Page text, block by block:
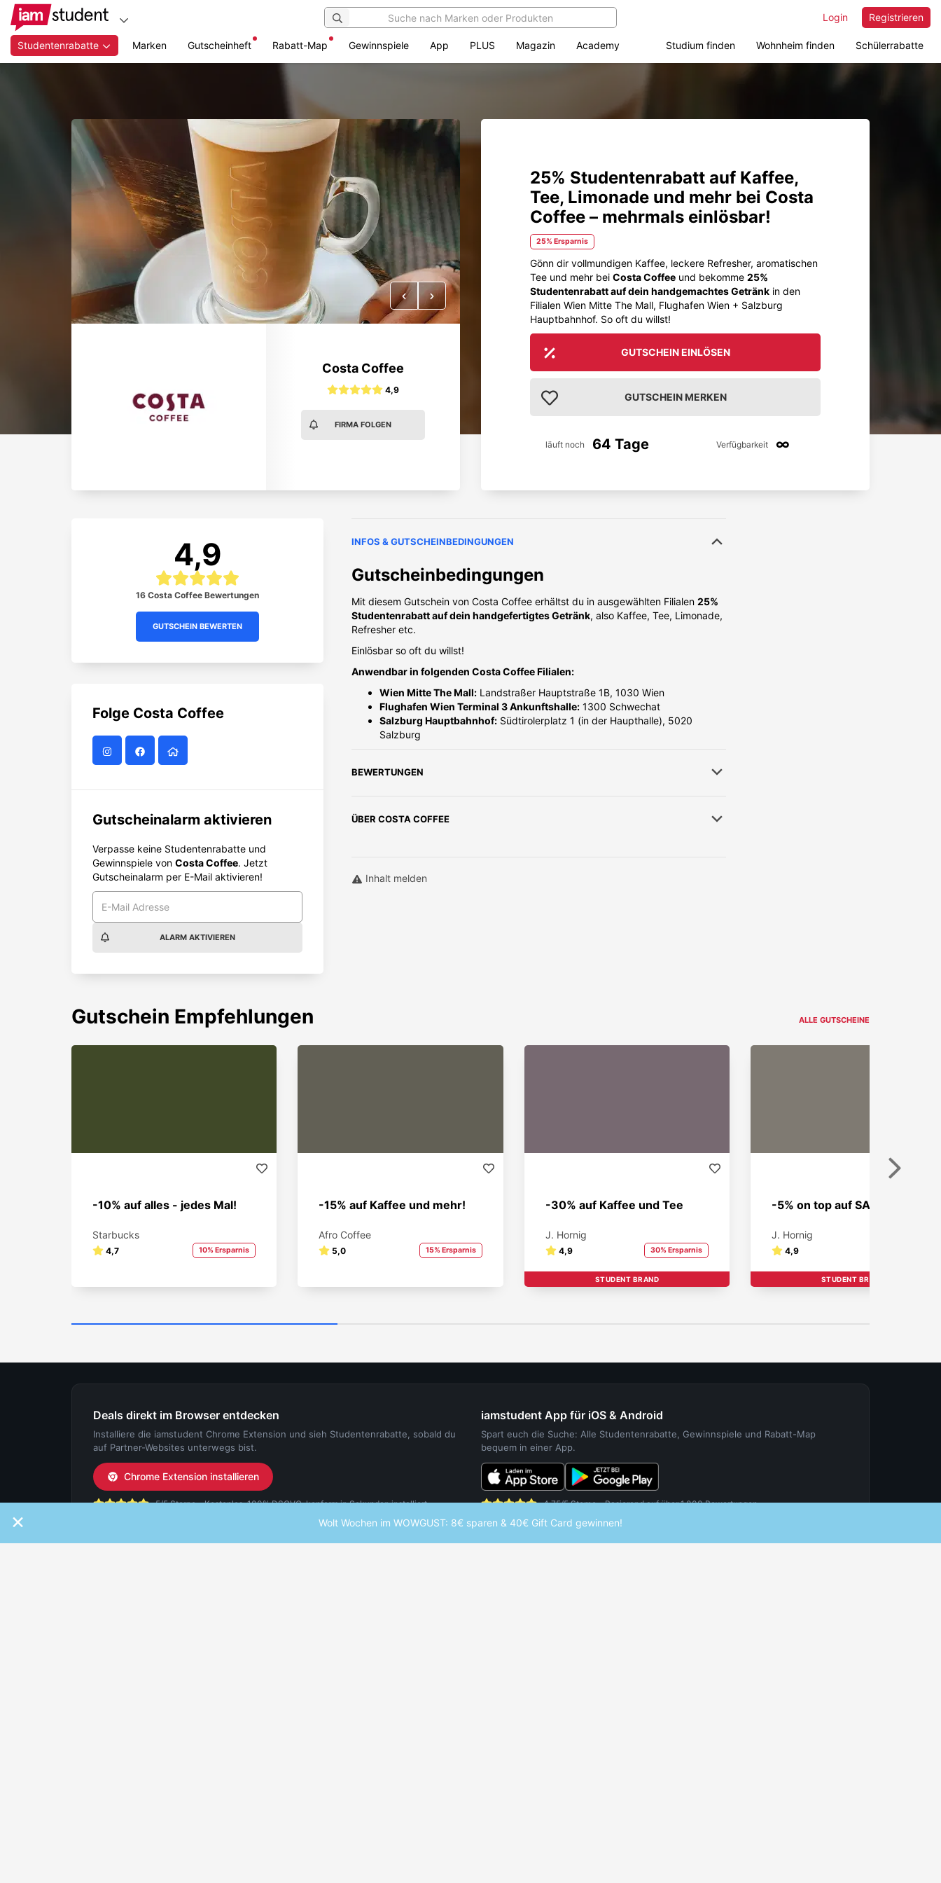
× Wolt Wochen im WOWGUST: 8€ sparen & 40€ Gift Card gewinnen!
Registrieren
Login
Studentenrabatte Marken Gutscheinheft Rabatt-Map Gewinnspiele App PLUS Magazin Academy Studium finden Wohnheim finden Schülerrabatte
VorherigesNächstes
Costa Coffee
4,9
FIRMA FOLGEN
25% Studentenrabatt auf Kaffee,
Tee, Limonade und mehr bei Costa
Coffee – mehrmals einlösbar!
25% Ersparnis
Gönn dir vollmundigen Kaffee, leckere Refresher, aromatischen
Tee und mehr bei Costa Coffee und bekomme 25%
Studentenrabatt auf dein handgemachtes Getränk in den
Filialen Wien Mitte The Mall, Flughafen Wien + Salzburg
Hauptbahnhof. So oft du willst!
GUTSCHEIN EINLÖSEN
GUTSCHEIN MERKEN
läuft noch 64 Tage Verfügbarkeit ∞
INFOS & GUTSCHEINBEDINGUNGEN
Gutscheinbedingungen
Mit diesem Gutschein von Costa Coffee erhältst du in ausgewählten Filialen 25%
Studentenrabatt auf dein handgefertigtes Getränk, also Kaffee, Tee, Limonade,
Refresher etc.
Einlösbar so oft du willst!
Anwendbar in folgenden Costa Coffee Filialen:
Wien Mitte The Mall: Landstraßer Hauptstraße 1B, 1030 Wien
Flughafen Wien Terminal 3 Ankunftshalle: 1300 Schwechat
Salzburg Hauptbahnhof: Südtirolerplatz 1 (in der Haupthalle), 5020
Salzburg
BEWERTUNGEN
ÜBER COSTA COFFEE
Inhalt melden
4,9
16 Costa Coffee Bewertungen
GUTSCHEIN BEWERTEN
Folge Costa Coffee
Gutscheinalarm aktivieren
Verpasse keine Studentenrabatte und
Gewinnspiele von Costa Coffee. Jetzt
Gutscheinalarm per E-Mail aktivieren!
ALARM AKTIVIEREN
Gutschein Empfehlungen ALLE GUTSCHEINE
-10% auf alles - jedes Mal!
Starbucks
4,7 10% Ersparnis
-15% auf Kaffee und mehr!
Afro Coffee
5,0 15% Ersparnis
-30% auf Kaffee und Tee
J. Hornig
4,9 30% Ersparnis
STUDENT BRAND
-5% on top auf SALE
J. Hornig
4,9
STUDENT BRAND
Deals direkt im Browser entdecken
Installiere die iamstudent Chrome Extension und sieh Studentenrabatte, sobald du
auf Partner-Websites unterwegs bist.
Chrome Extension installieren
5/5 Sterne - Kostenlos, 100% DSGVO-konform in Sekunden installiert.
iamstudent App für iOS & Android
Spart euch die Suche: Alle Studentenrabatte, Gewinnspiele und Rabatt-Map
bequem in einer App.
4,75/5 Sterne - Basierend auf über 1.000 Bewertungen.